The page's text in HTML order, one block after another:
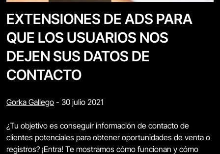
EXTENSIONES DE ADS PARA
QUE LOS USUARIOS NOS
DEJEN SUS DATOS DE
CONTACTO
Gorka Gallego - 30 julio 2021
¿Tu objetivo es conseguir información de contacto de
clientes potenciales para obtener oportunidades de venta o
registros? ¡Entra! Te mostramos cómo funcionan y cómo